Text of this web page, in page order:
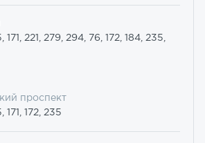
171, 221, 279, 294, 76, 172, 184, 235,
проспект
171, 172, 235